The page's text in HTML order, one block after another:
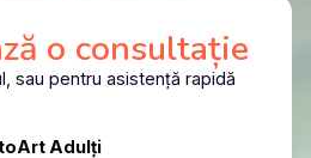
o consultație
sau pentru asistență rapidă
Adulți